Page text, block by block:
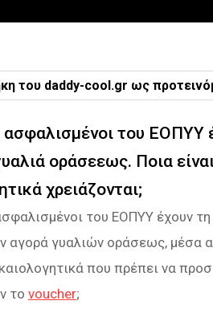
του daddy-cool.gr ως
ασφαλισμένοι του
οράσεεως. Ποια
χρειάζονται;
του ΕΟΠΥΥ έχουν
αγορά γυαλιών οράσεως, μέσα
που πρέπει να
το voucher;